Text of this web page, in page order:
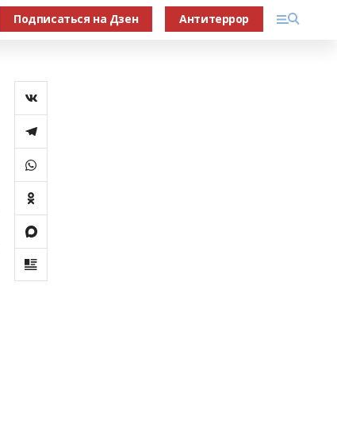
Подписаться на Дзен Антитеррор